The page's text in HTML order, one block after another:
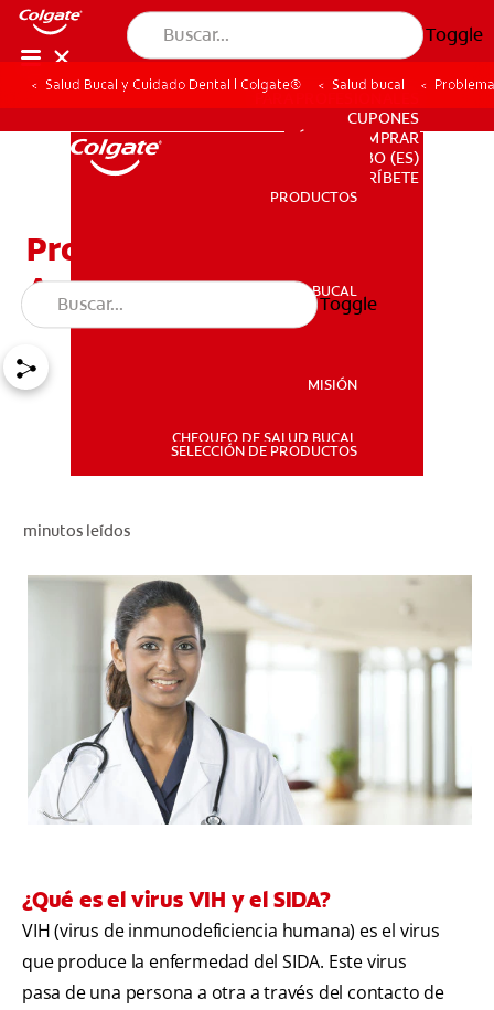
Toggle
PRODUCTOS
SALUD BUCAL
PARA PROFESIONALES
DÓNDE COMPRAR
BO (ES)
PARA PROFESIONALES
CUPONES
DÓNDE COMPRAR
BO (ES)
SUSCRÍBETE
PRODUCTOS
SALUD BUCAL
MISIÓN
CHEQUEO DE SALUD BUCAL
SELECCIÓN DE PRODUCTOS
Toggle
Salud Bucal y Cuidado Dental | Colgate® Salud bucal
Problemas Dentales
Asociados Con HIV/SIDA
minutos leídos
¿Qué es el virus VIH y el SIDA?
VIH (virus de inmunodeficiencia humana) es el virus
que produce la enfermedad del SIDA. Este virus
pasa de una persona a otra a través del contacto de